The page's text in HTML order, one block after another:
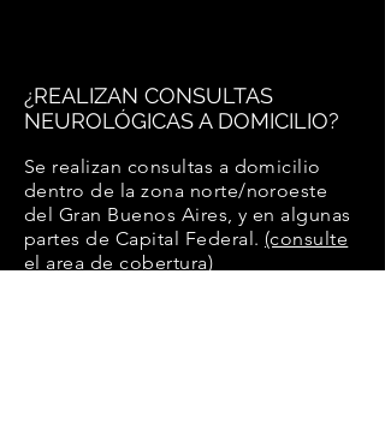
¿REALIZAN CONSULTAS
NEUROLÓGICAS A DOMICILIO?
Se realizan consultas a domicilio
dentro de la zona norte/noroeste
del Gran Buenos Aires, y en algunas
partes de Capital Federal. (consulte
el area de cobertura)